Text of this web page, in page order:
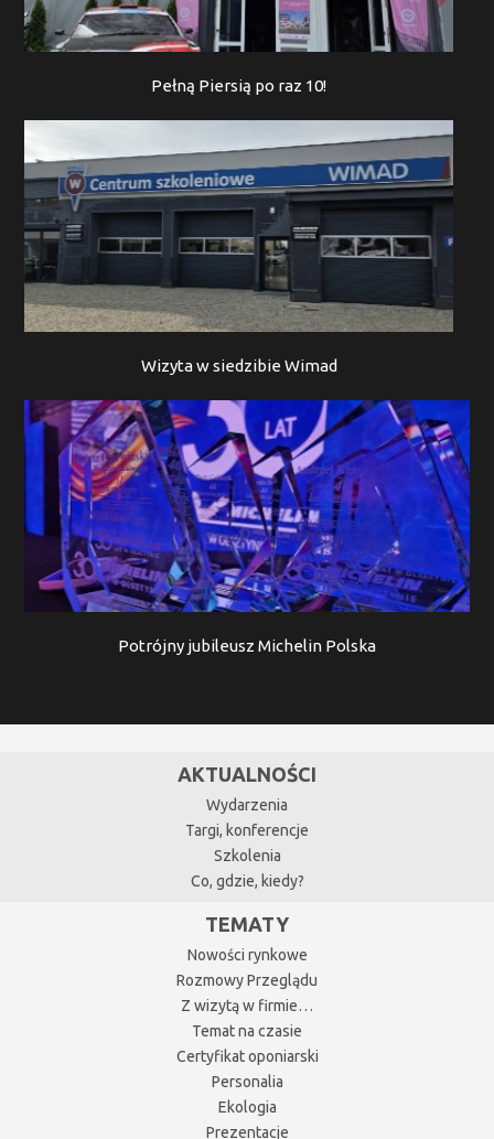
Pełną Piersią po raz 10!
Wizyta w siedzibie Wimad
Potrójny jubileusz Michelin Polska
AKTUALNOŚCI
Wydarzenia
Targi, konferencje
Szkolenia
Co, gdzie, kiedy?
TEMATY
Nowości rynkowe
Rozmowy Przeglądu
Z wizytą w firmie…
Temat na czasie
Certyfikat oponiarski
Personalia
Ekologia
Prezentacje